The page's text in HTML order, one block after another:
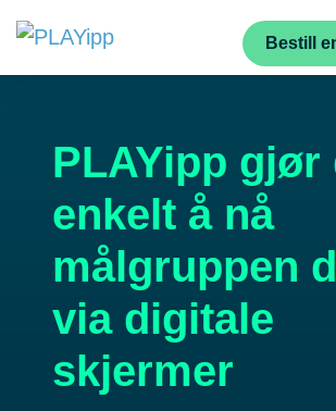
Bestill
PLAYipp gjør
enkelt å nå
målgruppen
via digitale
skjermer